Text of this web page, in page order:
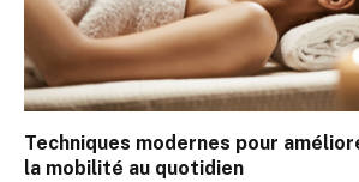
Techniques modernes pour
la mobilité au quotidien